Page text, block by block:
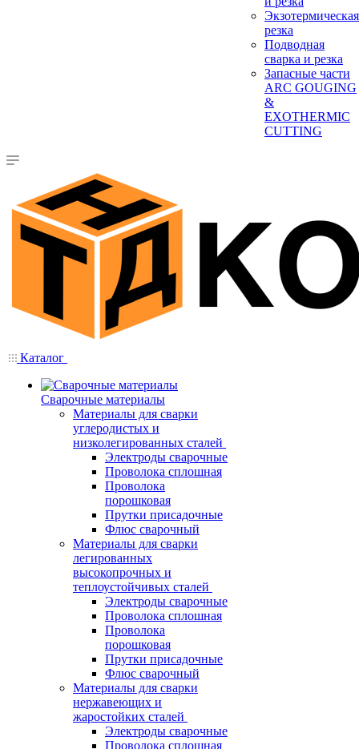
Экзотермическая
резка
Подводная
сварка и резка
Запасные части
ARC GOUGING
&
EXOTHERMIC
CUTTING
Каталог
Сварочные материалы
Материалы для сварки
углеродистых и
низколегированных сталей
Электроды сварочные
Проволока сплошная
Проволока
порошковая
Прутки присадочные
Флюс сварочный
Материалы для сварки
легированных
высокопрочных и
теплоустойчивых сталей
Электроды сварочные
Проволока сплошная
Проволока
порошковая
Прутки присадочные
Флюс сварочный
Материалы для сварки
нержавеющих и
жаростойких сталей
Электроды сварочные
Проволока сплошная